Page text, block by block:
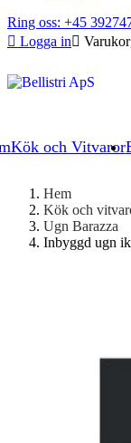
Kök och Vitvaror
Ring oss: +45
 Logga in
Hem
Kök och
Ugn Barazza
Inbyggd ugn